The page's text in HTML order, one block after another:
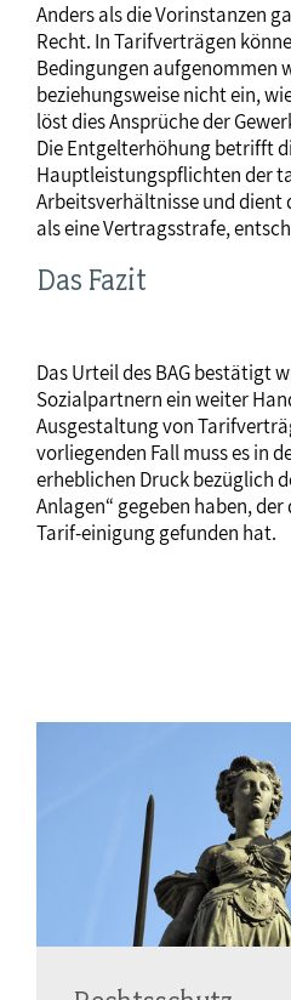
Anders als die Vorinstanzen
Recht. In Tarifverträgen
Bedingungen aufgenommen
beziehungsweise nicht ein,
löst dies Ansprüche der
Die Entgelterhöhung betrifft
Hauptleistungspflichten der
Arbeitsverhältnisse und dient
als eine Vertragsstrafe,
Das Fazit
Das Urteil des BAG bestätigt
Sozialpartnern ein weiter
Ausgestaltung von
vorliegenden Fall muss es in
erheblichen Druck bezüglich
Anlagen“ gegeben haben,
Tarif-einigung gefunden hat.